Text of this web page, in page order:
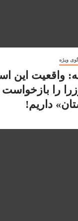
ویژه
واقعیت این
را بازخواست
داریم!